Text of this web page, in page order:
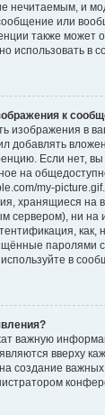
нечитаемым, и
или
также может
использовать в
к
изображения в
добавлять
Если нет, вы
на
my-
хранящиеся на
сервером), ни на
как,
паролями
в
важную
вверху
создание